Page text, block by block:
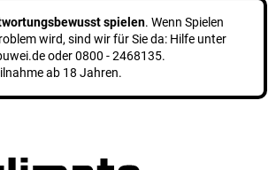
spielen. Wenn Spielen
wird, sind wir für Sie da: Hilfe unter
oder0800 - 2468135.
ab 18 Jahren.